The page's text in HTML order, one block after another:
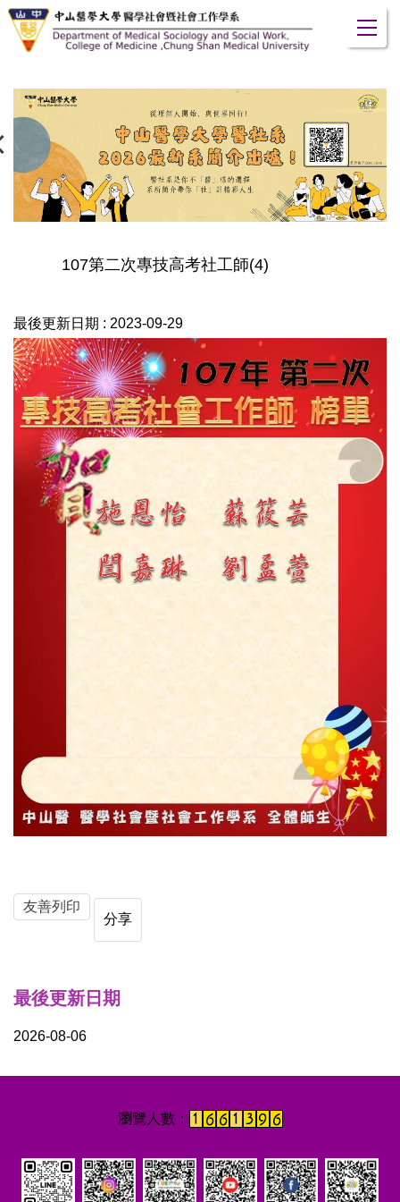
跳
到
容
區
107第二次專技高考社工師(4)
最後更新日期 : 2023-09-29
友善列印
分享
最後更新日期
2026-08-06